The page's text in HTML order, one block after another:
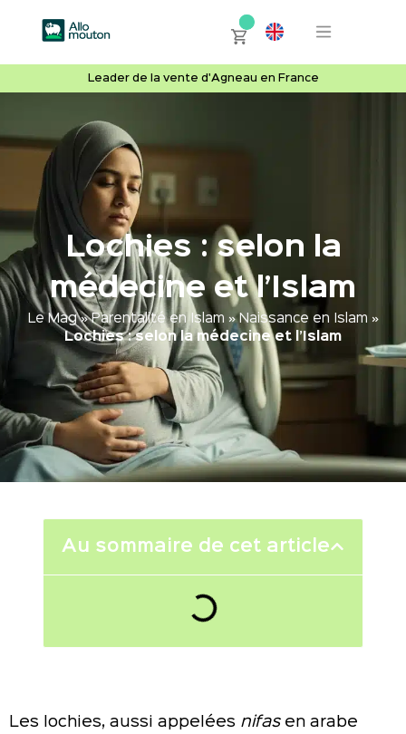
Leader de la vente d'Agneau en France
Lochies : selon la
médecine et l’Islam
Le Mag»Parentalité en Islam » Naissance en Islam »
Lochies : selon la médecine et l’Islam
Au sommaire de cet article
Les lochies, aussi appelées nifasen arabe